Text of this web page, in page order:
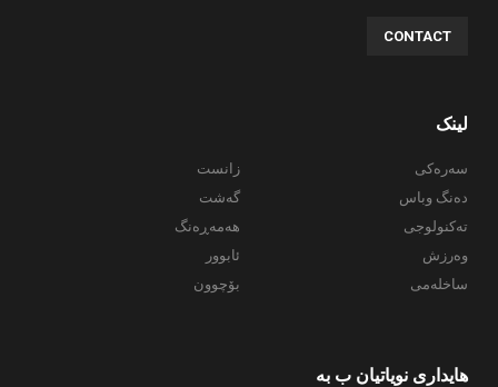
CONTACT
لینک
سەرەکی
دەنگ وباس
تەکنولوجی
وەرزش
ساخلەمی
زانست
گەشت
هەمەڕەنگ
ئابوور
بۆچوون
هایداری نویاتیان ب بە